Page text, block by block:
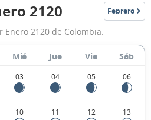
Calendario
Lunar
Enero
2120
de
Colombia.
2120 Febrero
2120
Enero 2120 de Colombia.
Mié Jue Vie Sáb
03 04 05 06
10 11 12 13